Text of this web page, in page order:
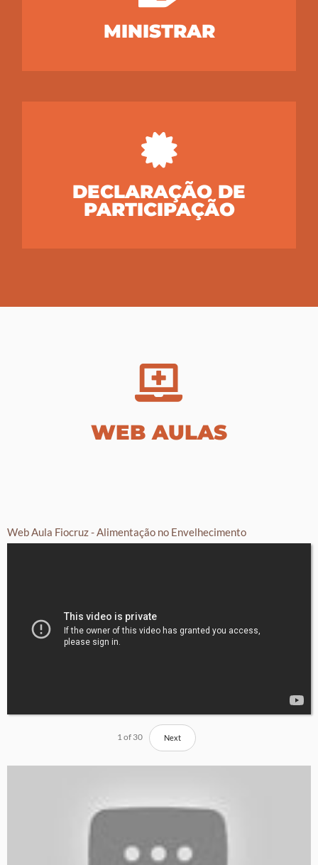
MINISTRAR
DECLARAÇÃO DE
PARTICIPAÇÃO
WEB AULAS
Web Aula Fiocruz - Alimentação no Envelhecimento
1of 30 Next